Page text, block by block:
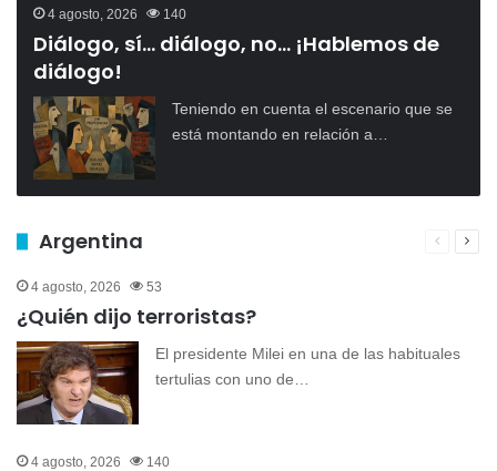
4 agosto, 2026 140
Diálogo, sí… diálogo, no… ¡Hablemos de
diálogo!
Teniendo en cuenta el escenario que se
está montando en relación a…
Argentina
Página
4 agosto, 2026
53
¿Quién dijo terroristas?
El presidente Milei en una de las habituales
tertulias con uno de…
4 agosto, 2026 140